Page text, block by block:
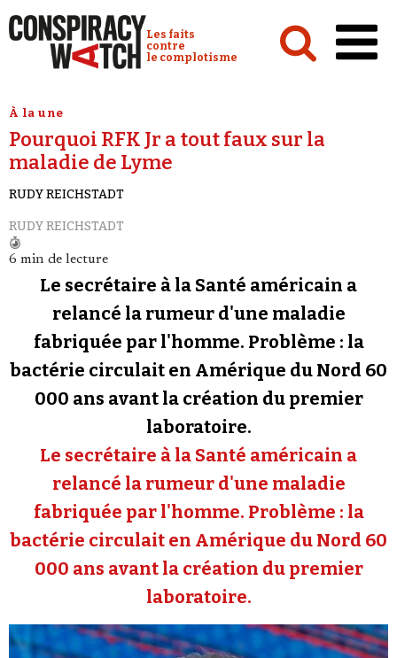
Conspiracy Watch :
Les faits
contre
le complotisme
Analyses
Conspipédia
Revues de presse
Newsletter
Faire un don
Demander à Vera
Se connecter
À la une
Pourquoi RFK Jr a tout faux sur la
maladie de Lyme
RUDY REICHSTADT
RUDY REICHSTADT
6 min de lecture
Le secrétaire à la Santé américain a
relancé la rumeur d'une maladie
fabriquée par l'homme. Problème : la
bactérie circulait en Amérique du Nord 60
000 ans avant la création du premier
laboratoire.
Le secrétaire à la Santé américain a
relancé la rumeur d'une maladie
fabriquée par l'homme. Problème : la
bactérie circulait en Amérique du Nord 60
000 ans avant la création du premier
laboratoire.